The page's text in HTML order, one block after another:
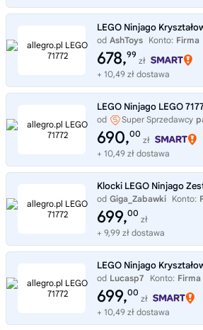
LEGO Ninjago
od AshToys Konto: Firma
678,99
zł
+ 10,49 zł dostawa
od Super Sprzedawcy
690,00
zł
+ 10,49 zł dostawa
od Giga_Zabawki Konto:
699,00
zł
+ 9,99 zł dostawa
LEGO Ninjago
od Lucasp7 Konto: Firma
699,00
zł
+ 10,49 zł dostawa